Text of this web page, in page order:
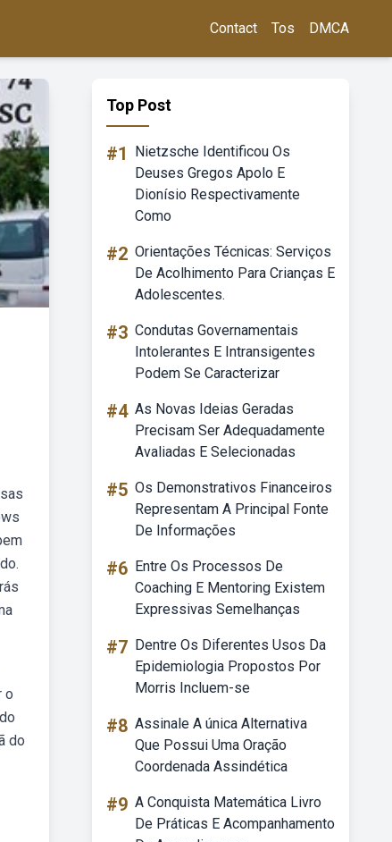
Contact Tos DMCA
o
do
Top Post
#1
Nietzsche Identificou Os
Deuses Gregos Apolo E
Dionísio Respectivamente
Como
#2 Orientações Técnicas: Serviços
De Acolhimento Para Crianças E
Adolescentes.
#3 Condutas Governamentais
Intolerantes E Intransigentes
Podem Se Caracterizar
#4 As Novas Ideias Geradas
Precisam Ser Adequadamente
Avaliadas E Selecionadas
#5 Os Demonstrativos Financeiros
Representam A Principal Fonte
De Informações
#6 Entre Os Processos De
Coaching E Mentoring Existem
Expressivas Semelhanças
#7 Dentre Os Diferentes Usos Da
Epidemiologia Propostos Por
Morris Incluem-se
#8 Assinale A única Alternativa
Que Possui Uma Oração
Coordenada Assindética
#9 A Conquista Matemática Livro
De Práticas E Acompanhamento